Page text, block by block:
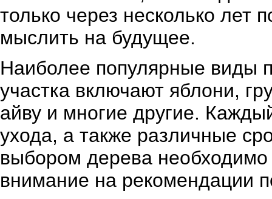
только через несколько лет
мыслить на будущее.
Наиболее популярные виды
участка включают яблони,
айву и многие другие.
ухода, а также различные
выбором дерева необходимо
внимание на рекомендации